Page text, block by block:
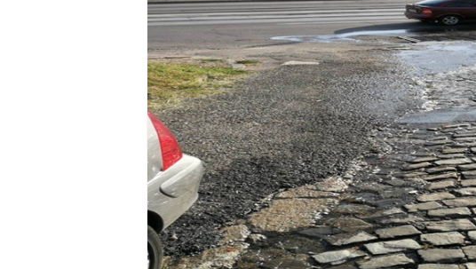
Anunț important – Închidere temporară
Ștrandul Termal Ring din Oravița – locul
Miresme de lavandă, mentă și flori de vară și
ANUNȚ OPRIRE APĂ în Reșița – avarie –
ANUNŢ OPRIRE APĂ în CARANSEBEȘ –